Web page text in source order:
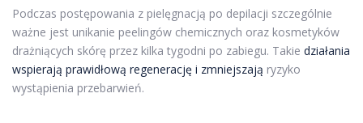
Podczas postępowania z pielęgnacją po depilacji szczególnie
ważne jest unikanie peelingów chemicznych oraz kosmetyków
drażniących skórę przez kilka tygodni po zabiegu. Takie działania
wspierają prawidłową regenerację i zmniejszają ryzyko
wystąpienia przebarwień.